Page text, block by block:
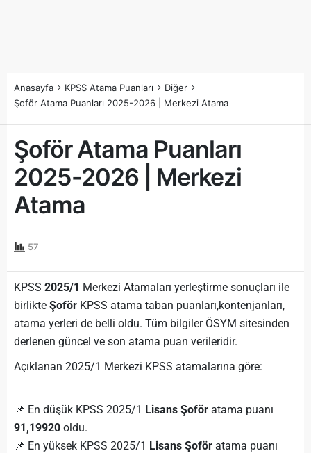
Anasayfa KPSS Atama Puanları
Diğer
Şoför Atama Puanları 2025-2026 | Merkezi Atama
Şoför Atama Puanları
2025-2026 | Merkezi
Atama
57
KPSS 2025/1 Merkezi Atamaları yerleştirme sonuçları ile
birlikte Şoför KPSS atama taban puanları,kontenjanları,
atama yerleri de belli oldu. Tüm bilgiler ÖSYM sitesinden
derlenen güncel ve son atama puan verileridir.
Açıklanan 2025/1 Merkezi KPSS atamalarına göre:
📌 En düşük KPSS 2025/1 Lisans Şoför atama puanı
91,19920 oldu.
📌 En yüksek KPSS 2025/1 Lisans Şoför atama puanı